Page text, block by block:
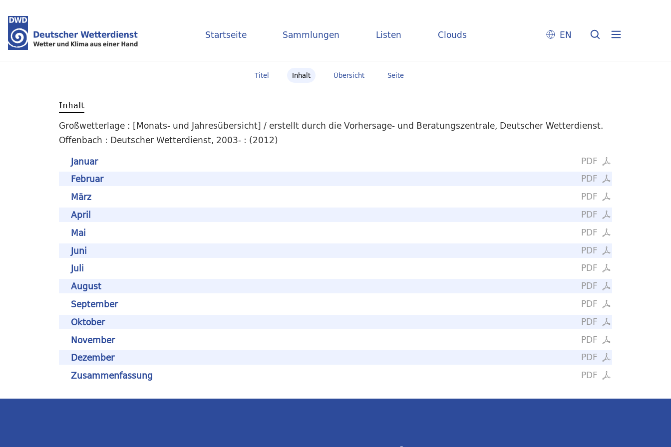
Startseite Sammlungen Listen Clouds EN
Titel Inhalt Übersicht Seite
Inhalt
Großwetterlage : [Monats- und Jahresübersicht] / erstellt durch die Vorhersage- und Beratungszentrale, Deutscher Wetterdienst.
Offenbach : Deutscher Wetterdienst, 2003- : (2012)
PDF
Januar
PDF
Februar
PDF
März
PDF
April
PDF
Mai
PDF
Juni
PDF
Juli
PDF
August
PDF
September
PDF
Oktober
PDF
November
PDF
Dezember
PDF
Zusammenfassung